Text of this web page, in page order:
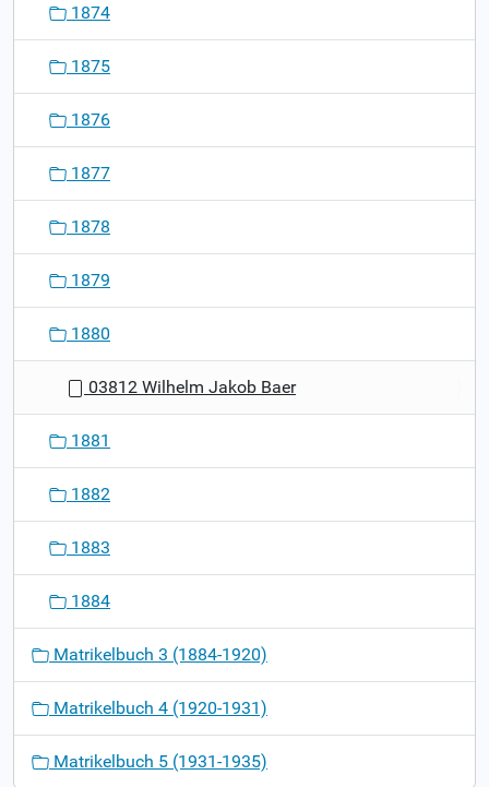
1874
1875
1876
1877
1878
1879
1880
03812 Wilhelm Jakob Baer
1881
1882
1883
1884
Matrikelbuch 3 (1884-1920)
Matrikelbuch 4 (1920-1931)
Matrikelbuch 5 (1931-1935)